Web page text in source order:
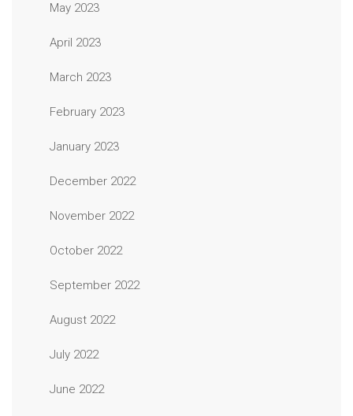
May 2023
April 2023
March 2023
February 2023
January 2023
December 2022
November 2022
October 2022
September 2022
August 2022
July 2022
June 2022